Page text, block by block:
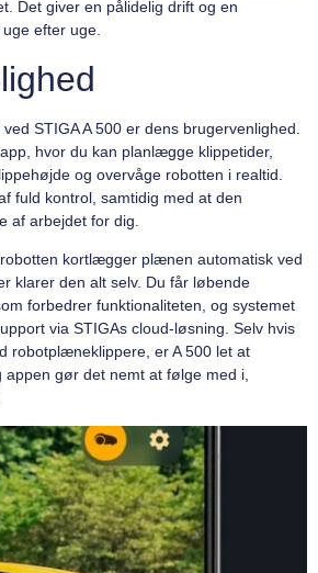
Det giver en pålidelig drift og en
efter uge.
STIGA A 500 er dens brugervenlighed.
hvor du kan planlægge klippetider,
og overvåge robotten i realtid.
fuld kontrol, samtidig med at den
af arbejdet for dig.
kortlægger plænen automatisk ved
klarer den alt selv. Du får løbende
forbedrer funktionaliteten, og systemet
via STIGAs cloud-løsning. Selv hvis
robotplæneklippere, er A 500 let at
gør det nemt at følge med i,